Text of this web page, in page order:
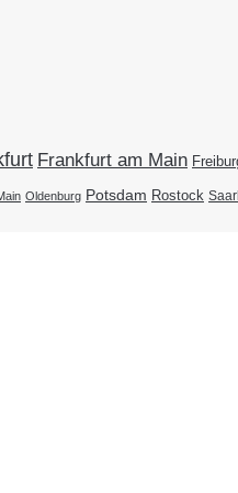
Frankfurt am Main
Oldenburg Potsdam Rostock